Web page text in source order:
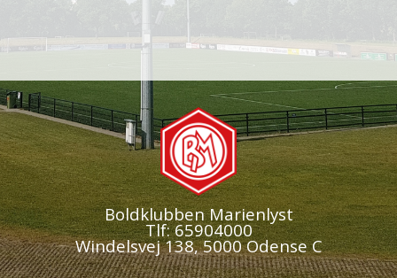
Boldklubben Marienlyst
Tlf: 65904000
Windelsvej 138, 5000 Odense C